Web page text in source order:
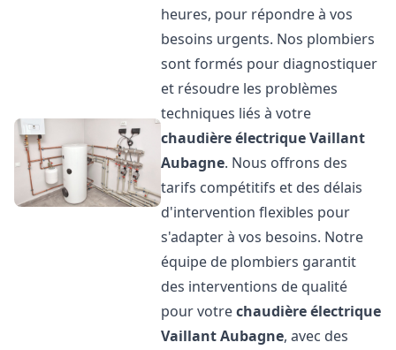
heures, pour répondre à vos
besoins urgents. Nos plombiers
sont formés pour diagnostiquer
et résoudre les problèmes
techniques liés à votre
chaudière électrique Vaillant
Aubagne. Nous offrons des
tarifs compétitifs et des délais
d'intervention flexibles pour
s'adapter à vos besoins. Notre
équipe de plombiers garantit
des interventions de qualité
pour votrechaudière électrique
VaillantAubagne, avec des